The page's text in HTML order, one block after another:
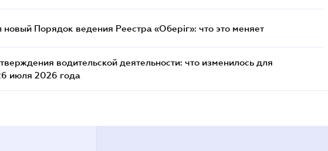
Порядок ведения Реестра «Оберіг»: что это меняет
водительской деятельности: что изменилось для
июля 2026 года